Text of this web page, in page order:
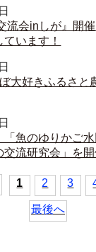
流会inしが』開
います！
大好きふるさと
「魚のゆりかご
交流研究会」を
1 2 3
最後へ